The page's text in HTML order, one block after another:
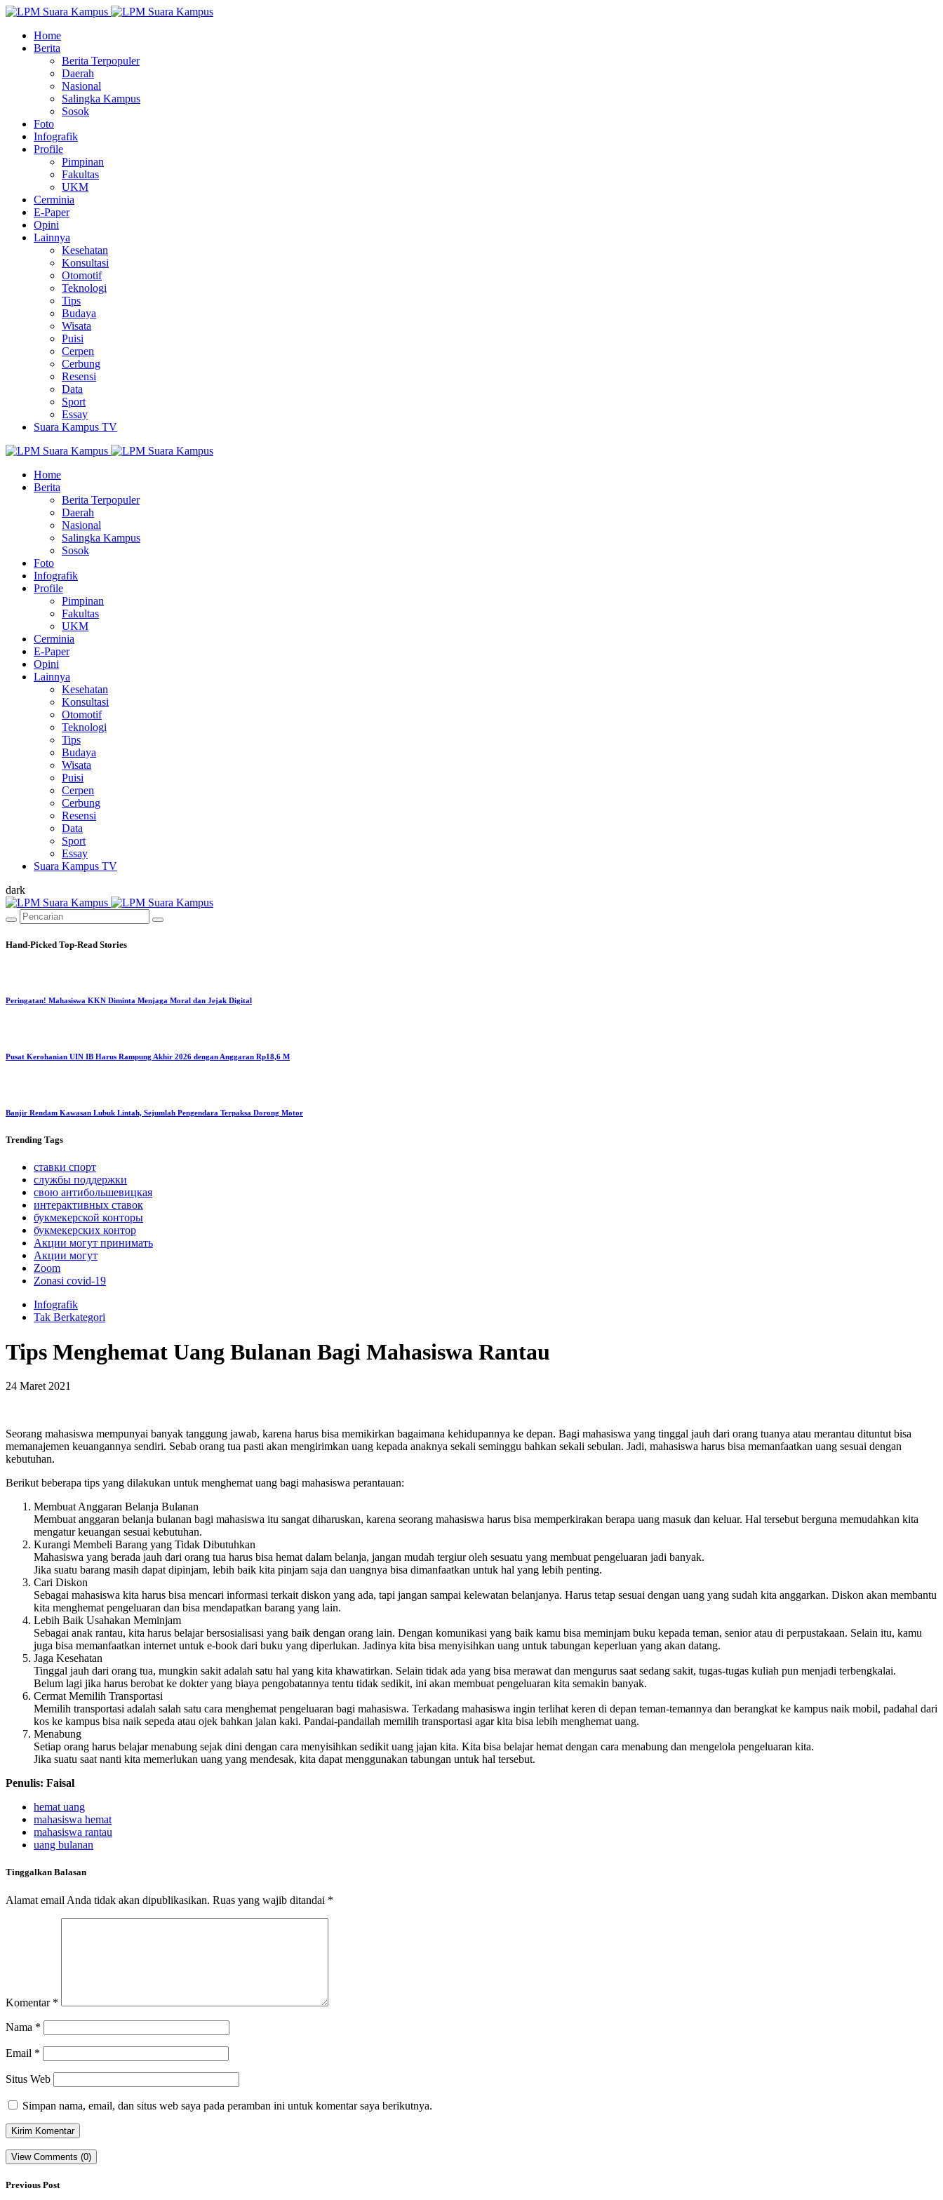
Home
Berita
Berita Terpopuler
Daerah
Nasional
Salingka Kampus
Sosok
Foto
Infografik
Profile
Pimpinan
Fakultas
UKM
Cerminia
E-Paper
Opini
Lainnya
Kesehatan
Konsultasi
Otomotif
Teknologi
Tips
Budaya
Wisata
Puisi
Cerpen
Cerbung
Resensi
Data
Sport
Essay
Suara Kampus TV
Home
Berita
Berita Terpopuler
Daerah
Nasional
Salingka Kampus
Sosok
Foto
Infografik
Profile
Pimpinan
Fakultas
UKM
Cerminia
E-Paper
Opini
Lainnya
Kesehatan
Konsultasi
Otomotif
Teknologi
Tips
Budaya
Wisata
Puisi
Cerpen
Cerbung
Resensi
Data
Sport
Essay
Suara Kampus TV
dark
Hand-Picked Top-Read Stories
Peringatan! Mahasiswa KKN Diminta Menjaga Moral dan Jejak Digital
Pusat Kerohanian UIN IB Harus Rampung Akhir 2026 dengan Anggaran Rp18,6 M
Banjir Rendam Kawasan Lubuk Lintah, Sejumlah Pengendara Terpaksa Dorong Motor
Trending Tags
ставки спорт
службы поддержки
свою антибольшевицкая
интерактивных ставок
букмекерской конторы
букмекерских контор
Акции могут принимать
Акции могут
Zoom
Zonasi covid-19
Infografik
Tak Berkategori
Tips Menghemat Uang Bulanan Bagi Mahasiswa Rantau
24 Maret 2021
Seorang mahasiswa mempunyai banyak tanggung jawab, karena harus bisa memikirkan bagaimana kehidupannya ke depan. Bagi mahasiswa yang tinggal jauh dari orang tuanya atau merantau dituntut bisa
memanajemen keuangannya sendiri. Sebab orang tua pasti akan mengirimkan uang kepada anaknya sekali seminggu bahkan sekali sebulan. Jadi, mahasiswa harus bisa memanfaatkan uang sesuai dengan
kebutuhan.
Berikut beberapa tips yang dilakukan untuk menghemat uang bagi mahasiswa perantauan:
Membuat Anggaran Belanja Bulanan
Membuat anggaran belanja bulanan bagi mahasiswa itu sangat diharuskan, karena seorang mahasiswa harus bisa memperkirakan berapa uang masuk dan keluar. Hal tersebut berguna memudahkan kita
mengatur keuangan sesuai kebutuhan.
Kurangi Membeli Barang yang Tidak Dibutuhkan
Mahasiswa yang berada jauh dari orang tua harus bisa hemat dalam belanja, jangan mudah tergiur oleh sesuatu yang membuat pengeluaran jadi banyak.
Jika suatu barang masih dapat dipinjam, lebih baik kita pinjam saja dan uangnya bisa dimanfaatkan untuk hal yang lebih penting.
Cari Diskon
Sebagai mahasiswa kita harus bisa mencari informasi terkait diskon yang ada, tapi jangan sampai kelewatan belanjanya. Harus tetap sesuai dengan uang yang sudah kita anggarkan. Diskon akan membantu
kita menghemat pengeluaran dan bisa mendapatkan barang yang lain.
Lebih Baik Usahakan Meminjam
Sebagai anak rantau, kita harus belajar bersosialisasi yang baik dengan orang lain. Dengan komunikasi yang baik kamu bisa meminjam buku kepada teman, senior atau di perpustakaan. Selain itu, kamu
juga bisa memanfaatkan internet untuk e-book dari buku yang diperlukan. Jadinya kita bisa menyisihkan uang untuk tabungan keperluan yang akan datang.
Jaga Kesehatan
Tinggal jauh dari orang tua, mungkin sakit adalah satu hal yang kita khawatirkan. Selain tidak ada yang bisa merawat dan mengurus saat sedang sakit, tugas-tugas kuliah pun menjadi terbengkalai.
Belum lagi jika harus berobat ke dokter yang biaya pengobatannya tentu tidak sedikit, ini akan membuat pengeluaran kita semakin banyak.
Cermat Memilih Transportasi
Memilih transportasi adalah salah satu cara menghemat pengeluaran bagi mahasiswa. Terkadang mahasiswa ingin terlihat keren di depan teman-temannya dan berangkat ke kampus naik mobil, padahal dari
kos ke kampus bisa naik sepeda atau ojek bahkan jalan kaki. Pandai-pandailah memilih transportasi agar kita bisa lebih menghemat uang.
Menabung
Setiap orang harus belajar menabung sejak dini dengan cara menyisihkan sedikit uang jajan kita. Kita bisa belajar hemat dengan cara menabung dan mengelola pengeluaran kita.
Jika suatu saat nanti kita memerlukan uang yang mendesak, kita dapat menggunakan tabungan untuk hal tersebut.
Penulis: Faisal
hemat uang
mahasiswa hemat
mahasiswa rantau
uang bulanan
Tinggalkan Balasan
Alamat email Anda tidak akan dipublikasikan. Ruas yang wajib ditandai *
Komentar *
Nama *
Email *
Situs Web
Simpan nama, email, dan situs web saya pada peramban ini untuk komentar saya berikutnya.
View Comments (0)
Previous Post